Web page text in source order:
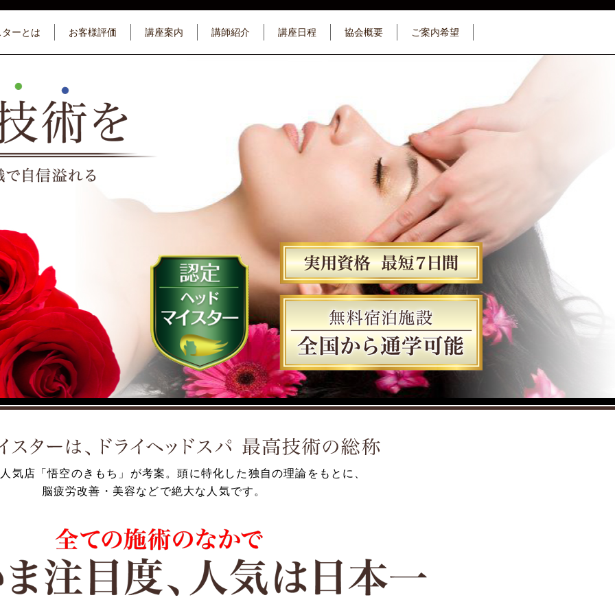
ーとは お客様評価 講座案内 講師紹介 講座日程 協会概要 ご案内希望
気店「悟空のきもち」が考案。頭に特化した独自の理論をもとに、
脳疲労改善・美容などで絶大な人気です。